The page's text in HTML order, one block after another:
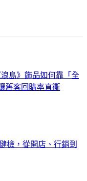
島》飾品如何靠「全
舊客回購率直衝
檢，從開店、行銷到